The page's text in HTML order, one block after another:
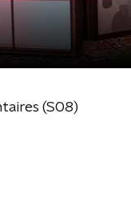
(S08)